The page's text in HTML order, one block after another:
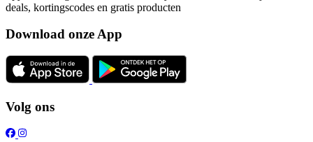
deals, kortingscodes en gratis producten
Download onze App
Volg ons